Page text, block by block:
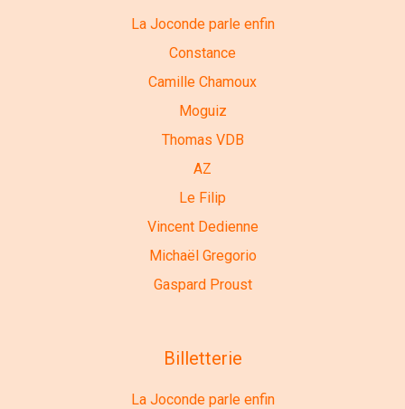
La Joconde parle enfin
Constance
Camille Chamoux
Moguiz
Thomas VDB
AZ
Le Filip
Vincent Dedienne
Michaël Gregorio
Gaspard Proust
Billetterie
La Joconde parle enfin